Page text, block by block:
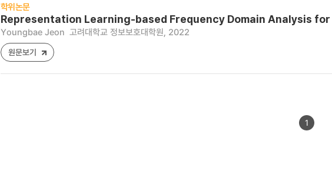
학위논문
Representation Learning-based Frequency Domain Analysis
Youngbae Jeon 고려대학교 정보보호대학원, 2022
원문보기
1